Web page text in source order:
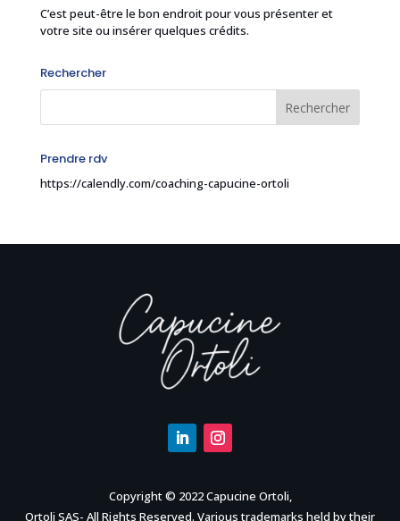
C’est peut-être le bon endroit pour vous présenter et
votre site ou insérer quelques crédits.
Rechercher
Prendre rdv
https://calendly.com/coaching-capucine-ortoli
Copyright © 2022 Capucine Ortoli,
Ortoli SAS- All Rights Reserved. Various trademarks held by their